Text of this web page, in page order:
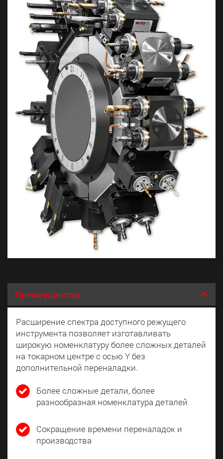
Преимущества
Расширение спектра доступного режущего
инструмента позволяет изготавливать
широкую номенклатуру более сложных деталей
на токарном центре с осью Y без
дополнительной переналадки.
Более сложные детали, более
разнообразная номенклатура деталей
Сокращение времени переналадок и
производства